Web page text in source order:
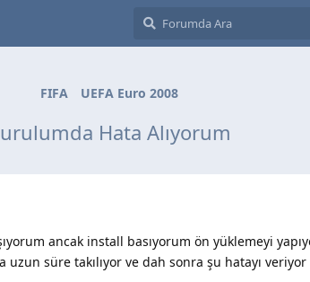
FIFA UEFA Euro 2008
Hata Alıyorum
ancak install basıyorum ön yüklemeyi
süre takılıyor ve dah sonra şu hatayı veriyor